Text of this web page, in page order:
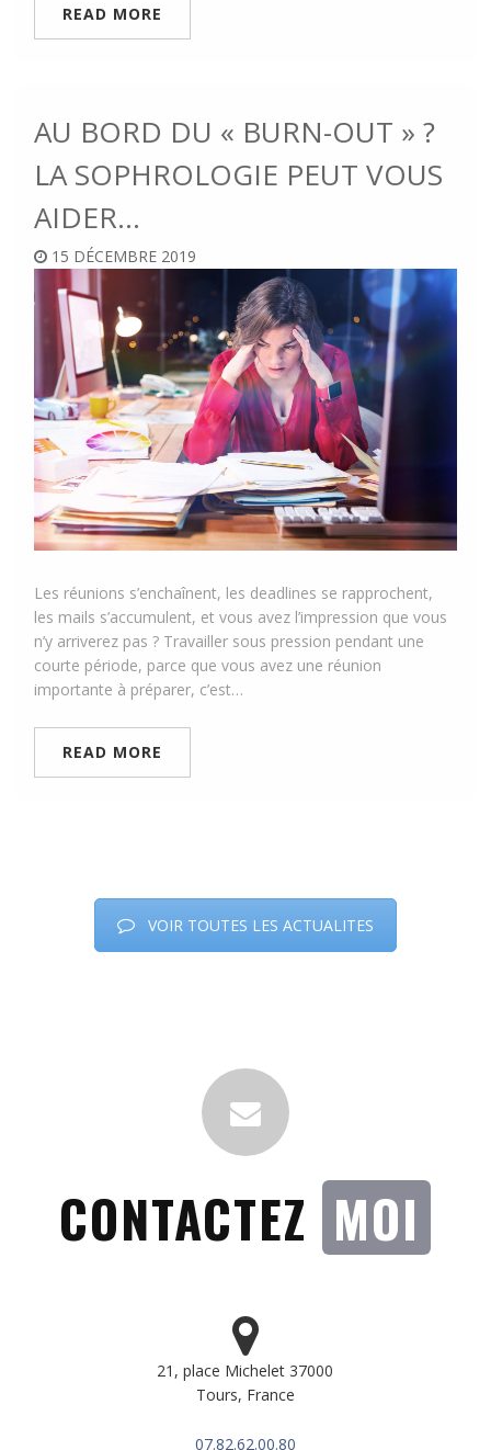
READ MORE
AU BORD DU « BURN-OUT » ?
LA SOPHROLOGIE PEUT VOUS
AIDER…
15 DÉCEMBRE 2019
Les réunions s’enchaînent, les deadlines se rapprochent,
les mails s’accumulent, et vous avez l’impression que vous
n’y arriverez pas ? Travailler sous pression pendant une
courte période, parce que vous avez une réunion
importante à préparer, c’est…
READ MORE
VOIR TOUTES LES ACTUALITES
CONTACTEZ MOI
21, place Michelet 37000
Tours, France
07.82.62.00.80